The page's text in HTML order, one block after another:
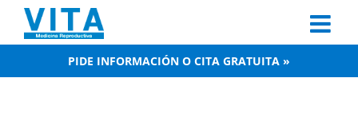
content
PIDE INFORMACIÓN O CITA GRATUITA »